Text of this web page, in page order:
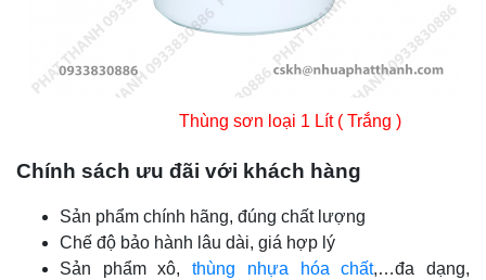
Thùng sơn loại 1 Lít ( Trắng )
Chính sách ưu đãi với khách hàng
Sản phẩm chính hãng, đúng chất lượng
Chế độ bảo hành lâu dài, giá hợp lý
Sản phẩm xô,thùng nhựa hóa chất,…đa dạng,